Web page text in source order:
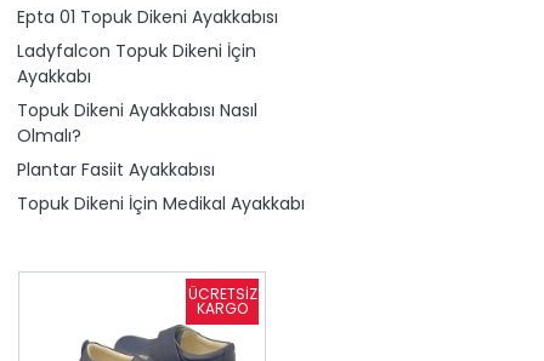
Epta 01 Topuk Dikeni Ayakkabısı
Ladyfalcon Topuk Dikeni İçin
Ayakkabı
Topuk Dikeni Ayakkabısı Nasıl
Olmalı?
Plantar Fasiit Ayakkabısı
Topuk Dikeni İçin Medikal Ayakkabı